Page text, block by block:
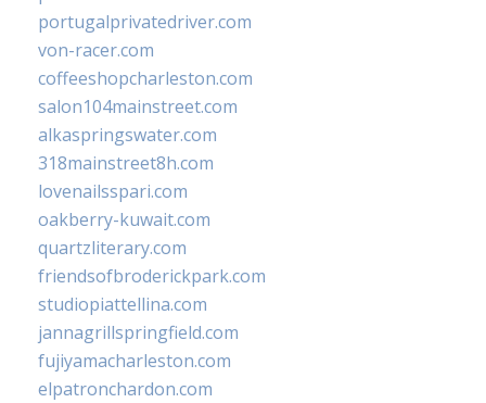
portugalprivatedriver.com
von-racer.com
coffeeshopcharleston.com
salon104mainstreet.com
alkaspringswater.com
318mainstreet8h.com
lovenailsspari.com
oakberry-kuwait.com
quartzliterary.com
friendsofbroderickpark.com
studiopiattellina.com
jannagrillspringfield.com
fujiyamacharleston.com
elpatronchardon.com